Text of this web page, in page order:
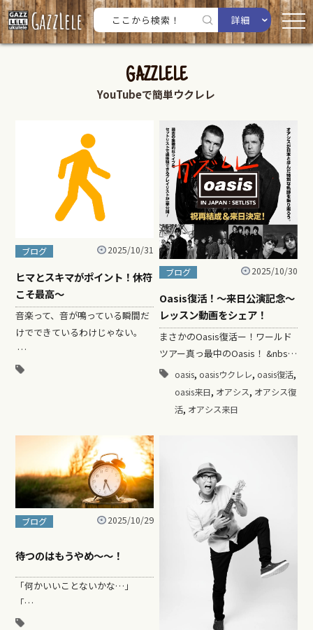
詳細
GAZZLELE
YouTubeで簡単ウクレレ
ブログ 2025/10/31
ヒマとスキマがポイント！休符
こそ最高〜
音楽って、音が鳴っている瞬間だ
けでできているわけじゃない。
…
ブログ 2025/10/30
Oasis復活！〜来日公演記念〜
レッスン動画をシェア！
まさかのOasis復活ー！ワールド
ツアー真っ最中のOasis！ &nbs…
oasis, oasisウクレレ, oasis復活,
oasis来日, オアシス, オアシス復
活, オアシス来日
ブログ 2025/10/29
待つのはもうやめ〜〜！
「何かいいことないかな…」
「…